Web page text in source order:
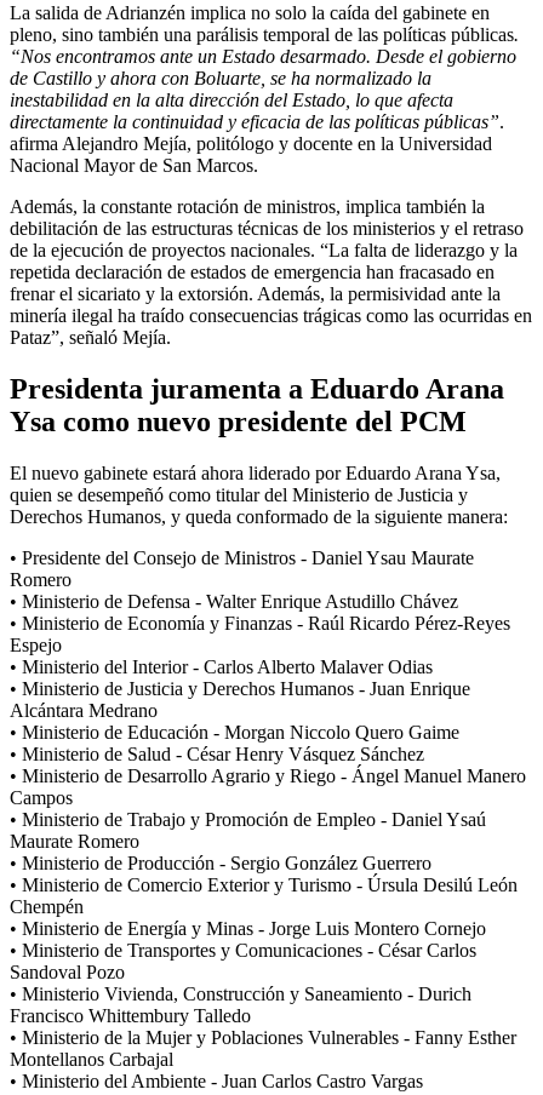
La salida de Adrianzén implica no solo la caída del gabinete en
pleno, sino también una parálisis temporal de las políticas públicas.
“Nos encontramos ante un Estado desarmado. Desde el gobierno
de Castillo y ahora con Boluarte, se ha normalizado la
inestabilidad en la alta dirección del Estado, lo que afecta
directamente la continuidad y eficacia de las políticas públicas”.
afirma Alejandro Mejía, politólogo y docente en la Universidad
Nacional Mayor de San Marcos.
Además, la constante rotación de ministros, implica también la
debilitación de las estructuras técnicas de los ministerios y el retraso
de la ejecución de proyectos nacionales. “La falta de liderazgo y la
repetida declaración de estados de emergencia han fracasado en
frenar el sicariato y la extorsión. Además, la permisividad ante la
minería ilegal ha traído consecuencias trágicas como las ocurridas en
Pataz”, señaló Mejía.
Presidenta juramenta a Eduardo Arana
Ysa como nuevo presidente del PCM
El nuevo gabinete estará ahora liderado por Eduardo Arana Ysa,
quien se desempeñó como titular del Ministerio de Justicia y
Derechos Humanos, y queda conformado de la siguiente manera:
• Presidente del Consejo de Ministros - Daniel Ysau Maurate
Romero
• Ministerio de Defensa - Walter Enrique Astudillo Chávez
• Ministerio de Economía y Finanzas - Raúl Ricardo Pérez-Reyes
Espejo
• Ministerio del Interior - Carlos Alberto Malaver Odias
• Ministerio de Justicia y Derechos Humanos - Juan Enrique
Alcántara Medrano
• Ministerio de Educación - Morgan Niccolo Quero Gaime
• Ministerio de Salud - César Henry Vásquez Sánchez
• Ministerio de Desarrollo Agrario y Riego - Ángel Manuel Manero
Campos
• Ministerio de Trabajo y Promoción de Empleo - Daniel Ysaú
Maurate Romero
• Ministerio de Producción - Sergio González Guerrero
• Ministerio de Comercio Exterior y Turismo - Úrsula Desilú León
Chempén
• Ministerio de Energía y Minas - Jorge Luis Montero Cornejo
• Ministerio de Transportes y Comunicaciones - César Carlos
Sandoval Pozo
• Ministerio Vivienda, Construcción y Saneamiento - Durich
Francisco Whittembury Talledo
• Ministerio de la Mujer y Poblaciones Vulnerables - Fanny Esther
Montellanos Carbajal
• Ministerio del Ambiente - Juan Carlos Castro Vargas